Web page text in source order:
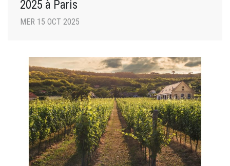
2025 à Paris
MER 15 OCT 2025